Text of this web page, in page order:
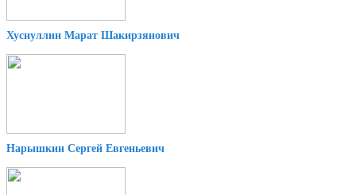
Хуснуллин Марат Шакирзянович
Нарышкин Сергей Евгеньевич